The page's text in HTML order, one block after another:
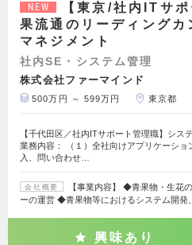
NEW
【東京/社内ITサ
果流通のリーディング
マネジメント
社内SE・システム管理
株式会社ファーマインド
500万円 ～ 599万円 東京都
【千代田区／社内ITサポート管理職】シス
業務内容： （１）全社向けアプリケーショ
入、問い合わせ…
会社概要
【事業内容】 ◆青果物・生花
ーの運営 ◆青果物等におけるシステム開発
興味あり